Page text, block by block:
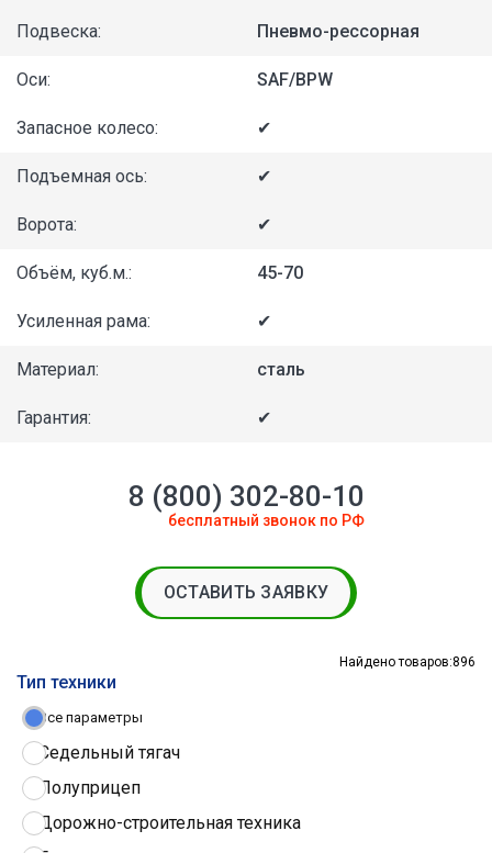
Найдено товаров:896
Тип техники
Все параметры
Седельный тягач
Полуприцеп
Дорожно-строительная техника
Подвеска: Пневмо-рессорная
Оси: SAF/BPW
Запасное колесо: ✔
Подъемная ось: ✔
Ворота: ✔
Объём, куб.м.: 45-70
Усиленная рама: ✔
Материал: сталь
Гарантия: ✔
8 (800) 302-80-10
бесплатный звонок по РФ
ОСТАВИТЬ ЗАЯВКУ